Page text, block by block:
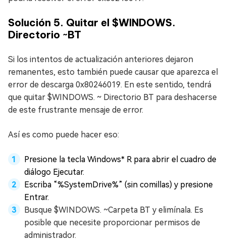
Solución 5. Quitar el $WINDOWS.
Directorio ~BT
Si los intentos de actualización anteriores dejaron
remanentes, esto también puede causar que aparezca el
error de descarga 0x80246019. En este sentido, tendrá
que quitar $WINDOWS. ~ Directorio BT para deshacerse
de este frustrante mensaje de error.
Así es como puede hacer eso:
Presione la tecla Windows* R para abrir el cuadro de
diálogo Ejecutar.
Escriba “%SystemDrive%” (sin comillas) y presione
Entrar.
Busque $WINDOWS. ~Carpeta BT y elimínala. Es
posible que necesite proporcionar permisos de
administrador.